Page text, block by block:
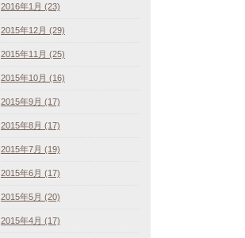
2016年1月 (23)
2015年12月 (29)
2015年11月 (25)
2015年10月 (16)
2015年9月 (17)
2015年8月 (17)
2015年7月 (19)
2015年6月 (17)
2015年5月 (20)
2015年4月 (17)